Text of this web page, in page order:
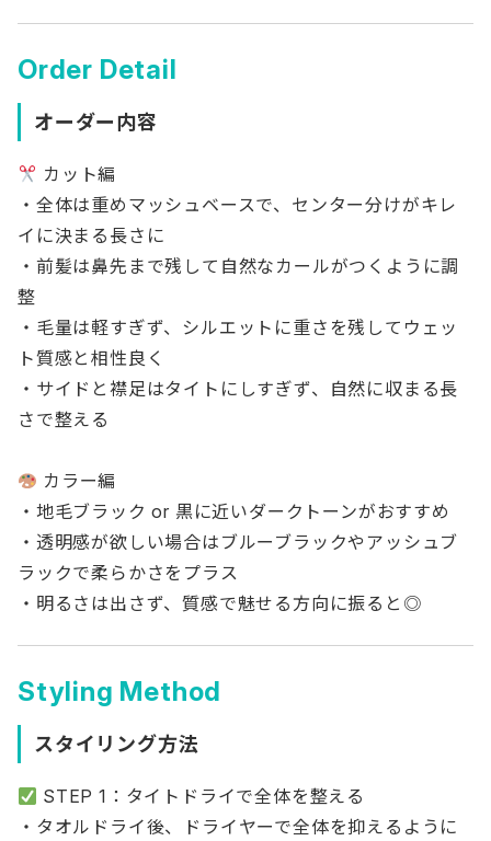
Order Detail
オーダー内容
カット編
・全体は重めマッシュベースで、センター分けがキレ
イに決まる長さに
・前髪は鼻先まで残して自然なカールがつくように調
整
・毛量は軽すぎず、シルエットに重さを残してウェッ
ト質感と相性良く
・サイドと襟足はタイトにしすぎず、自然に収まる長
さで整える
カラー編
・地毛ブラック or 黒に近いダークトーンがおすすめ
・透明感が欲しい場合はブルーブラックやアッシュブ
ラックで柔らかさをプラス
・明るさは出さず、質感で魅せる方向に振ると◎
Styling Method
スタイリング方法
STEP 1：タイトドライで全体を整える
・タオルドライ後、ドライヤーで全体を抑えるように